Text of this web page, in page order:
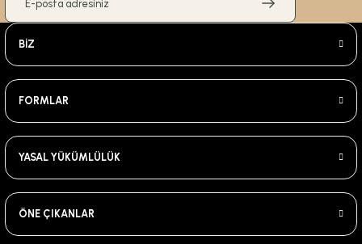
BİZ
FORMLAR
YASAL YÜKÜMLÜLÜK
ÖNE ÇIKANLAR